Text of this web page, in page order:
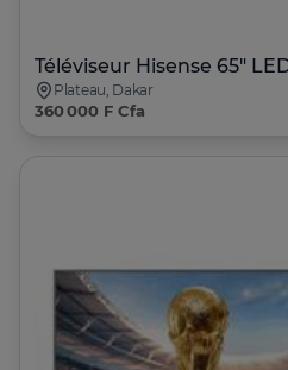
Téléviseur Hisense 65"
Plateau, Dakar
360 000 F Cfa